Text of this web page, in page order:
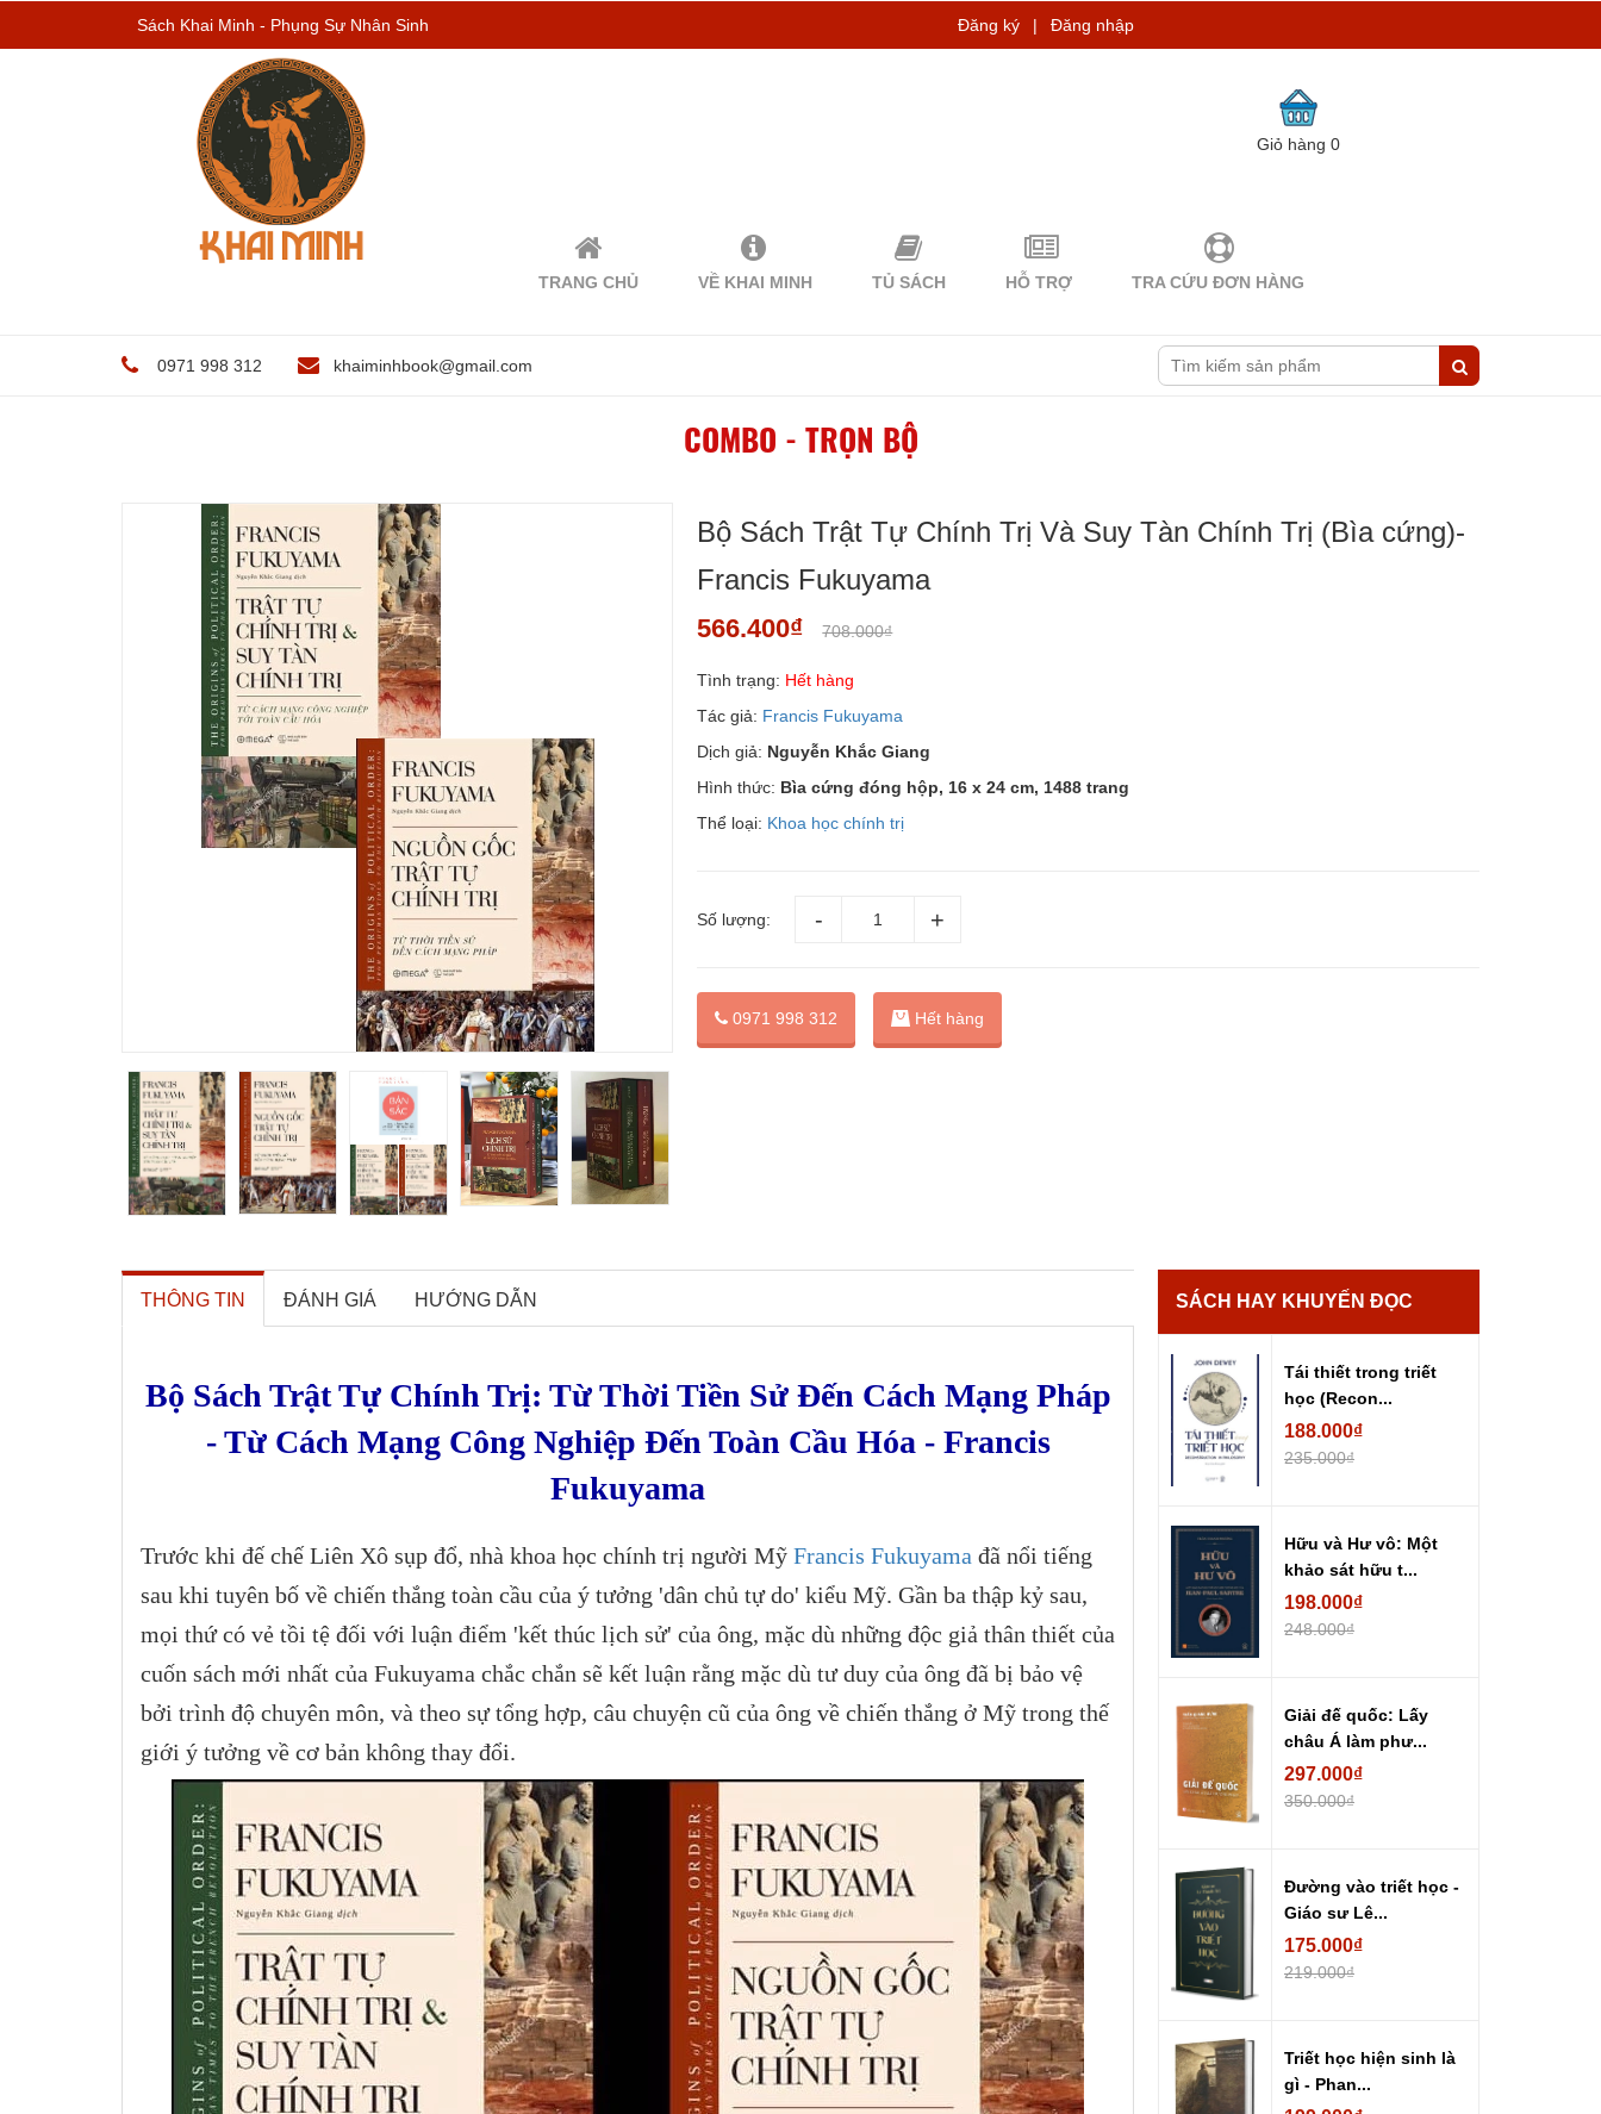
Sách Khai Minh - Phụng Sự Nhân Sinh Đăng ký | Đăng nhập
Giỏ hàng0
TRANG CHỦ VỀ KHAI MINH TỦ SÁCH HỖ TRỢ TRA CỨU ĐƠN HÀNG
0971 998 312 khaiminhbook@gmail.com
COMBO - TRỌN BỘ
Bộ Sách Trật Tự Chính Trị Và Suy Tàn Chính Trị (Bìa cứng)-
Francis Fukuyama
566.400₫ 708.000₫
Tình trạng: Hết hàng
Tác giả: Francis Fukuyama
Dịch giả: Nguyễn Khắc Giang
Hình thức: Bìa cứng đóng hộp, 16 x 24 cm, 1488 trang
Thể loại: Khoa học chính trị
Số lượng:
0971 998 312 Hết hàng
THÔNG TIN ĐÁNH GIÁ HƯỚNG DẪN
Bộ Sách Trật Tự Chính Trị: Từ Thời Tiền Sử Đến Cách Mạng Pháp
- Từ Cách Mạng Công Nghiệp Đến Toàn Cầu Hóa - Francis
Fukuyama
Trước khi đế chế Liên Xô sụp đổ, nhà khoa học chính trị người Mỹ Francis Fukuyama đã nổi tiếng
sau khi tuyên bố về chiến thắng toàn cầu của ý tưởng 'dân chủ tự do' kiểu Mỹ. Gần ba thập kỷ sau,
mọi thứ có vẻ tồi tệ đối với luận điểm 'kết thúc lịch sử' của ông, mặc dù những độc giả thân thiết của
cuốn sách mới nhất của Fukuyama chắc chắn sẽ kết luận rằng mặc dù tư duy của ông đã bị bảo vệ
bởi trình độ chuyên môn, và theo sự tổng hợp, câu chuyện cũ của ông về chiến thắng ở Mỹ trong thế
giới ý tưởng về cơ bản không thay đổi.
SÁCH HAY KHUYẾN ĐỌC
Tái thiết trong triết
học (Recon...
188.000₫
235.000₫
Hữu và Hư vô: Một
khảo sát hữu t...
198.000₫
248.000₫
Giải đế quốc: Lấy
châu Á làm phư...
297.000₫
350.000₫
Đường vào triết học -
Giáo sư Lê...
175.000₫
219.000₫
Triết học hiện sinh là
gì - Phan...